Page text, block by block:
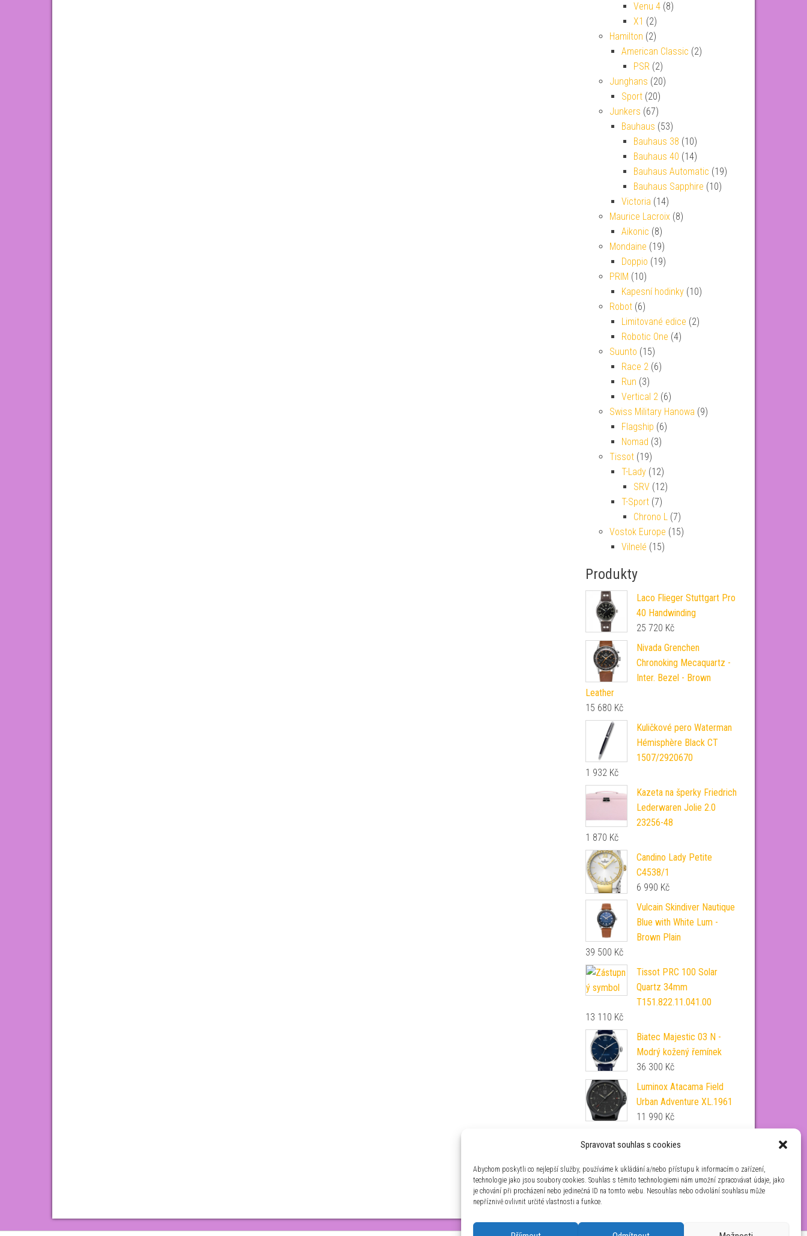
Spravovat souhlas s cookies
Abychom poskytli co nejlepší služby, používáme k ukládání a/nebo přístupu k informacím o zařízení,
technologie jako jsou soubory cookies. Souhlas s těmito technologiemi nám umožní zpracovávat údaje, jako
je chování při procházení nebo jedinečná ID na tomto webu. Nesouhlas nebo odvolání souhlasu může
nepříznivě ovlivnit určité vlastnosti a funkce.
Venu 4 (8)
X1 (2)
Hamilton (2)
American Classic (2)
PSR (2)
Junghans (20)
Sport (20)
Junkers (67)
Bauhaus (53)
Bauhaus 38 (10)
Bauhaus 40 (14)
Bauhaus Automatic (19)
Bauhaus Sapphire (10)
Victoria (14)
Maurice Lacroix (8)
Aikonic (8)
Mondaine (19)
Doppio (19)
PRIM (10)
Kapesní hodinky (10)
Robot (6)
Limitované edice (2)
Robotic One (4)
Suunto (15)
Race 2 (6)
Run (3)
Vertical 2 (6)
Swiss Military Hanowa (9)
Flagship (6)
Nomad (3)
Tissot (19)
T-Lady (12)
SRV (12)
T-Sport (7)
Chrono L (7)
Vostok Europe (15)
Vilnelé (15)
Produkty
Laco Flieger Stuttgart Pro
40 Handwinding
25 720 Kč
Nivada Grenchen
Chronoking Mecaquartz -
Inter. Bezel - Brown
Leather
15 680 Kč
Kuličkové pero Waterman
Hémisphère Black CT
1507/2920670
1 932 Kč
Kazeta na šperky Friedrich
Lederwaren Jolie 2.0
23256-48
1 870 Kč
Candino Lady Petite
C4538/1
6 990 Kč
Vulcain Skindiver Nautique
Blue with White Lum -
Brown Plain
39 500 Kč
Tissot PRC 100 Solar
Quartz 34mm
T151.822.11.041.00
13 110 Kč
Biatec Majestic 03 N -
Modrý kožený řemínek
36 300 Kč
Luminox Atacama Field
Urban Adventure XL.1961
11 990 Kč
Automatic 38mm
T165.807.11.041.00
19 980Kč